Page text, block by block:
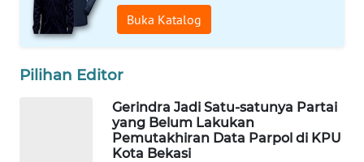
Buka Katalog
Pilihan Editor
Gerindra Jadi Satu-satunya Partai
yang Belum Lakukan
Pemutakhiran Data Parpol di KPU
Kota Bekasi
MAWAKA